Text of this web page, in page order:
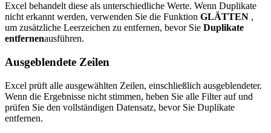
Excel behandelt diese als unterschiedliche Werte. Wenn Duplikate
nicht erkannt werden, verwenden Sie die Funktion GLÄTTEN ,
um zusätzliche Leerzeichen zu entfernen, bevor Sie Duplikate
entfernenausführen.
Ausgeblendete Zeilen
Excel prüft alle ausgewählten Zeilen, einschließlich ausgeblendeter.
Wenn die Ergebnisse nicht stimmen, heben Sie alle Filter auf und
prüfen Sie den vollständigen Datensatz, bevor Sie Duplikate
entfernen.